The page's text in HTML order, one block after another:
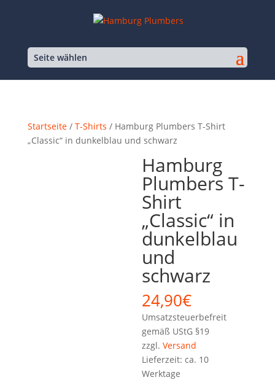
Seite wählen
Startseite/ T-Shirts / Hamburg Plumbers T-Shirt
„Classic“ in dunkelblau und schwarz
Hamburg
Plumbers T-
Shirt
„Classic“ in
dunkelblau
und
schwarz
24,90€
Umsatzsteuerbefreit
gemäß UStG §19
zzgl.Versand
Lieferzeit: ca. 10
Werktage